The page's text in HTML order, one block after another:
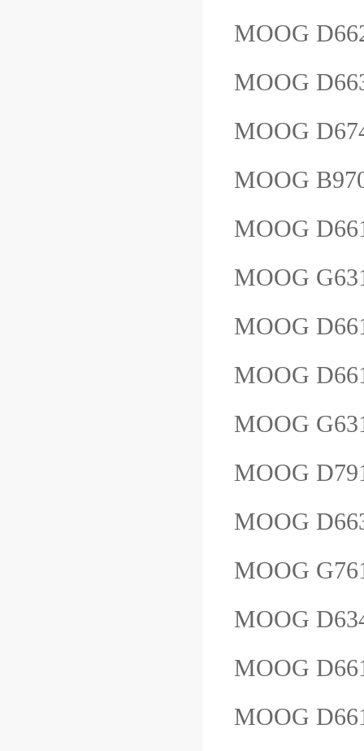
MOOG
MOOG
MOOG
MOOG
MOOG
MOOG
MOOG
MOOG
MOOG
MOOG
MOOG
MOOG
MOOG
MOOG
MOOG